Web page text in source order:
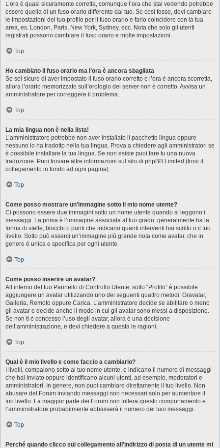
L’ora è quasi sicuramente corretta, comunque l’ora che stai vedendo potrebbe
essere quella di un fuso orario differente dal tuo. Se così fosse, devi cambiare
le impostazioni del tuo profilo per il fuso orario e farlo coincidere con la tua
area, es. London, Paris, New York, Sydney, ecc. Nota che solo gli utenti
registrati possono cambiare il fuso orario e molte impostazioni.
Top
Ho cambiato il fuso orario ma l’ora è ancora sbagliata
Se sei sicuro di aver impostato il fuso orario corretto e l’ora è ancora scorretta,
allora l’orario memorizzato sull’orologio del server non è corretto. Avvisa un
amministratore per correggere il problema.
Top
La mia lingua non è nella lista!
L’amministratore potrebbe non aver installato il pacchetto lingua oppure
nessuno lo ha tradotto nella tua lingua. Prova a chiedere agli amministratori se
è possibile installare la tua lingua. Se non esiste puoi fare tu una nuova
traduzione. Puoi trovare altre informazioni sul sito di phpBB Limited (trovi il
collegamento in fondo ad ogni pagina).
Top
Come posso mostrare un’immagine sotto il mio nome utente?
Ci possono essere due immagini sotto un nome utente quando si leggono i
messaggi. La prima è l’immagine associata al tuo grado, generalmente ha la
forma di stelle, blocchi o punti che indicano quanti interventi hai scritto o il tuo
livello. Sotto può esserci un’immagine più grande nota come avatar, che in
genere è unica e specifica per ogni utente.
Top
Come posso inserire un avatar?
All’interno del tuo Pannello di Controllo Utente, sotto “Profilo” è possibile
aggiungere un avatar utilizzando uno dei seguenti quattro metodi: Gravatar,
Galleria, Remoto oppure Carica. L’amministratore decide se abilitare o meno
gli avatar e decide anche il modo in cui gli avatar sono messi a disposizione.
Se non ti è concesso l’uso degli avatar, allora è una decisione
dell’amministrazione, e devi chiedere a questa le ragioni.
Top
Qual è il mio livello e come faccio a cambiarlo?
I livelli, compaiono sotto al tuo nome utente, e indicano il numero di messaggi
che hai inviato oppure identificano alcuni utenti, ad esempio, moderatori e
amministratori. In genere, non puoi cambiare direttamente il tuo livello. Non
abusare del Forum inviando messaggi non necessari solo per aumentare il
tuo livello. La maggior parte dei Forum non tollera questo comportamento e
l’amministratore probabilmente abbasserà il numero dei tuoi messaggi.
Top
Perché quando clicco sul collegamento all’indirizzo di posta di un utente mi